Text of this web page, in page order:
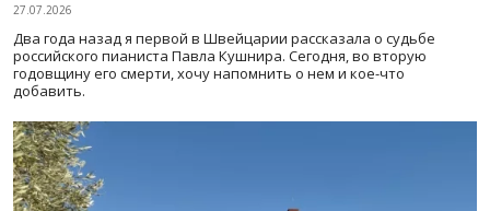
27.07.2026
Два года назад я первой в Швейцарии рассказала о судьбе
российского пианиста Павла Кушнира. Сегодня, во вторую
годовщину его смерти, хочу напомнить о нем и кое-что
добавить.